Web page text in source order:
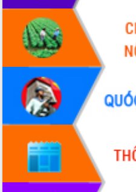
Phó Chủ tịch Thường trực UBND tỉnh
Hồ Thị Nguyên Thảo làm việc tại Trung
tâm Phục vụ hành chính công xã Ea
Xây dựng nền hành chính số đồng
hành cùng nông dân dân, doanh nghiệp
Giai đoạn 2026-2030, Đắk Lắk phấn
đấu có 77% xã đạt chuẩn nông thôn
Chuyển đổi số 'mở đường' cho nông
nghiệp Đắk Lắk tăng trưởng bứt phá
Triển khai đồng bộ đo đạc, lập hồ sơ
địa chính, hoàn thiện cơ sở dữ liệu đất
đai